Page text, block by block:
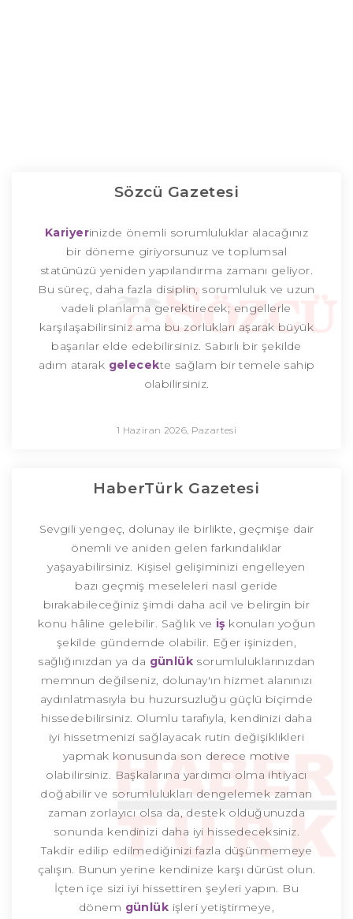
Sözcü Gazetesi
Kariyerinizde önemli sorumluluklar alacağınız
bir döneme giriyorsunuz ve toplumsal
statünüzü yeniden yapılandırma zamanı geliyor.
Bu süreç, daha fazla disiplin, sorumluluk ve uzun
vadeli planlama gerektirecek; engellerle
karşılaşabilirsiniz ama bu zorlukları aşarak büyük
başarılar elde edebilirsiniz. Sabırlı bir şekilde
adım atarak gelecekte sağlam bir temele sahip
olabilirsiniz.
1 Haziran 2026, Pazartesi
HaberTürk Gazetesi
Sevgili yengeç, dolunay ile birlikte, geçmişe dair
önemli ve aniden gelen farkındalıklar
yaşayabilirsiniz. Kişisel gelişiminizi engelleyen
bazı geçmiş meseleleri nasıl geride
bırakabileceğiniz şimdi daha acil ve belirgin bir
konu hâline gelebilir. Sağlık ve iş konuları yoğun
şekilde gündemde olabilir. Eğer işinizden,
sağlığınızdan ya da günlük sorumluluklarınızdan
memnun değilseniz, dolunay'ın hizmet alanınızı
aydınlatmasıyla bu huzursuzluğu güçlü biçimde
hissedebilirsiniz. Olumlu tarafıyla, kendinizi daha
iyi hissetmenizi sağlayacak rutin değişiklikleri
yapmak konusunda son derece motive
olabilirsiniz. Başkalarına yardımcı olma ihtiyacı
doğabilir ve sorumlulukları dengelemek zaman
zaman zorlayıcı olsa da, destek olduğunuzda
sonunda kendinizi daha iyi hissedeceksiniz.
Takdir edilip edilmediğinizi fazla düşünmemeye
çalışın. Bunun yerine kendinize karşı dürüst olun.
İçten içe sizi iyi hissettiren şeyleri yapın. Bu
dönem günlük işleri yetiştirmeye,